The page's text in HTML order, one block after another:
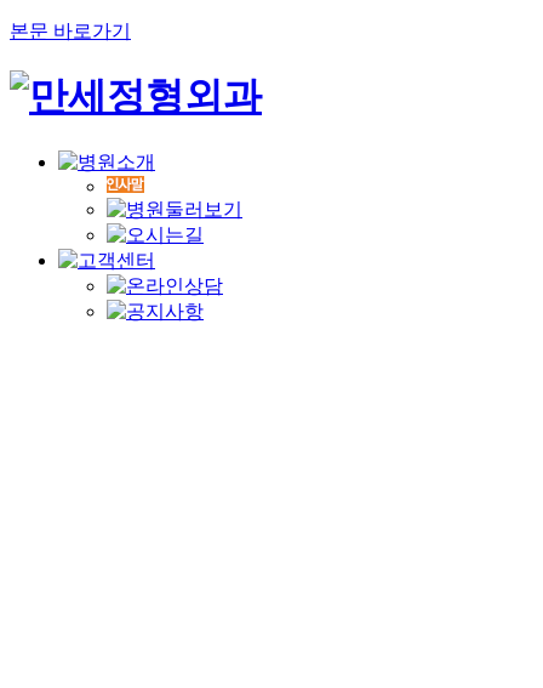
본문 바로가기